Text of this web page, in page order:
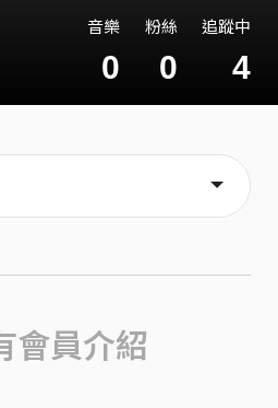
音樂
0
粉絲
0
追蹤中
4
會員介紹